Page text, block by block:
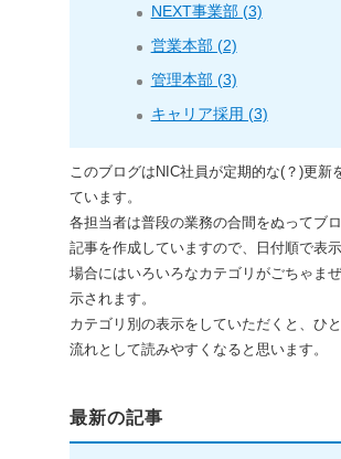
NEXT事業部 (3)
営業本部 (2)
管理本部 (3)
キャリア採用 (3)
このブログはNIC社員が定期的な(？)更新
ています。
各担当者は普段の業務の合間をぬってブ
記事を作成していますので、日付順で表
場合にはいろいろなカテゴリがごちゃま
示されます。
カテゴリ別の表示をしていただくと、ひ
流れとして読みやすくなると思います。
最新の記事